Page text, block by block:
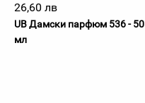
26,60 лв
UB Дамски парфюм 536 - 50
мл